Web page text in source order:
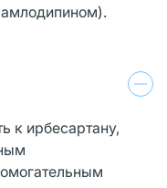
к ирбесартану,